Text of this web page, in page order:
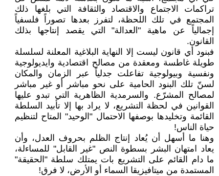
تراكمات الاجتماع والاقتصاد والثقافة التي بلغها ذلك
المجتمع في تلك اللحظة، لتفرز بعدها تصوراً فلسفياً
إجمالياً عن ماهية "العدالة" التي يقصد إنتاجها بذلك
القانون.
فبنود أي قانون ليست إلا النهاية البلاغية المعلنة لسلسلة
طويلة غاطسة ومعقدة من مصالح اقتصادية وايديولوجية
ونفسية وبيولوجية تفاعلت جدلياً عبر الزمان والمكان
لسنّ تلك البنود الحامية على نحو مباشر أو غير مباشر
لمصالح المشرّع. والسرمدية الظاهرية التي تبدو عليها
القوانين في لحظة التشريع، لا يراد بها إلا تأبيد السلطة
القائمة وتخليدها بوصفها الاحتمال "الوحيد" المتاح لتنظيم
حياة الناس!
وهنا ما أسهل أن يُعاد إنتاج الظلم بحروف العدل، وأن
يعاد امتهان البشر بسطوة النص "غير القابل" للمساءلة،
ما دام القائم على التشريع بات يمتلك سلطة "الحقيقة"
المستمدة من ميتافيزيقا السماء أو الأرض، لا فرق!